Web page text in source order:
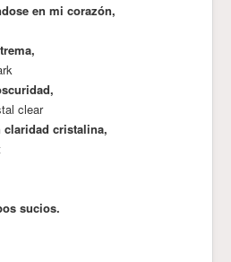
en mi corazón,
clear
cristalina,
sucios.